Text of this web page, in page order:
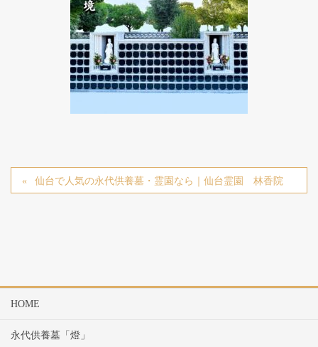
仙台で人気の永代供養墓・霊園なら｜仙台霊園 林香院
HOME
永代供養墓「燈」